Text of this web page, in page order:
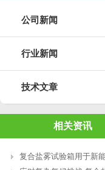
公司新闻
行业新闻
技术文章
相关资讯
复合盐雾试验箱用于新